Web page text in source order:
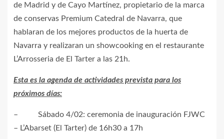
de Madrid y de Cayo Martínez, propietario de la marca
de conservas Premium Catedral de Navarra, que
hablaran de los mejores productos de la huerta de
Navarra y realizaran un showcooking en el restaurante
L’Arrosseria de El Tarter a las 21h.
Esta es la agenda de actividades prevista para los
próximos días:
– Sábado 4/02: ceremonia de inauguración FJWC
– L’Abarset (El Tarter) de 16h30 a 17h